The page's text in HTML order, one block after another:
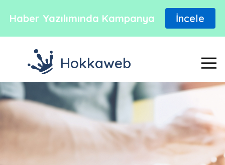
Haber Yazılımında Kampanya İncele
Hokkaweb